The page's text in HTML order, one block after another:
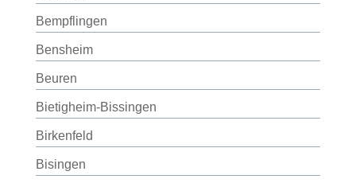
Bempflingen
Bensheim
Beuren
Bietigheim-Bissingen
Birkenfeld
Bisingen